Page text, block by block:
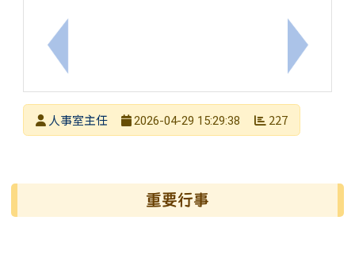
上一筆：轉知教育部福利資訊-遠傳電信5月優惠方案
下一筆：
發布者人事室主任
2026-04-29 15:29:38 227
左邊區域內容 重要行事